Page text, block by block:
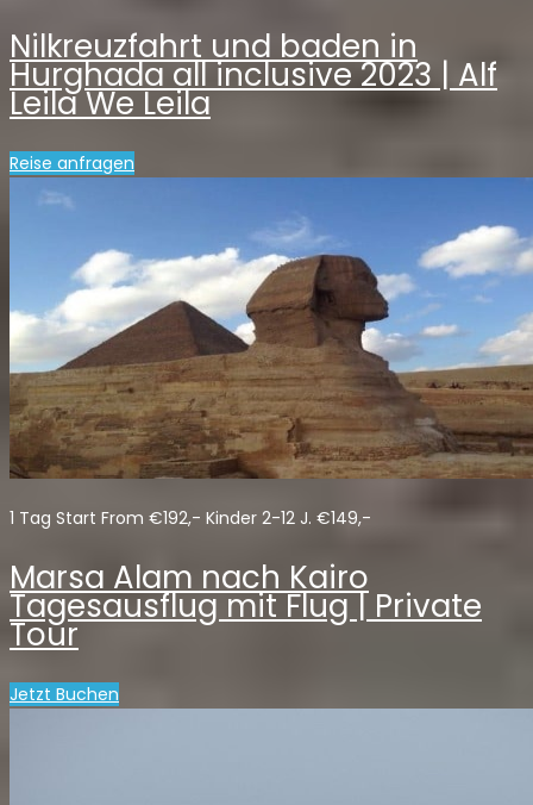
Nilkreuzfahrt und baden in
Hurghada all inclusive 2023 | Alf
Leila We Leila
Reise anfragen
1 Tag Start From €192,- Kinder 2-12 J. €149,-
Marsa Alam nach Kairo
Tagesausflug mit Flug | Private
Tour
Jetzt Buchen